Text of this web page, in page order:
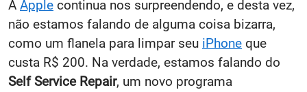
A Apple continua nos surpreendendo, e desta vez,
não estamos falando de alguma coisa bizarra,
como um flanela para limpar seu iPhone que
custa R$ 200. Na verdade, estamos falando do
Self Service Repair, um novo programa